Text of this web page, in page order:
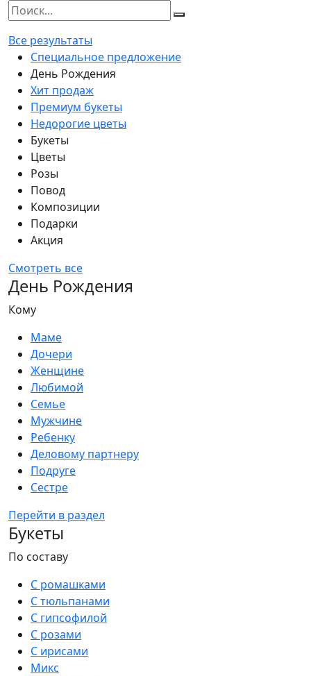
Все результаты
Специальное предложение
День Рождения
Хит продаж
Премиум букеты
Недорогие цветы
Букеты
Цветы
Розы
Повод
Композиции
Подарки
Акция
Смотреть все
День Рождения
Кому
Маме
Дочери
Женщине
Любимой
Семье
Мужчине
Ребенку
Деловому партнеру
Подруге
Сестре
Перейти в раздел
Букеты
По составу
С ромашками
С тюльпанами
С гипсофилой
С розами
С ирисами
Микс